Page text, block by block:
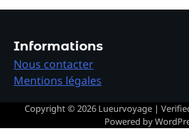
Informations
Nous contacter
Mentions légales
Copyright © 2026 Lueurvoyage|
Powered by